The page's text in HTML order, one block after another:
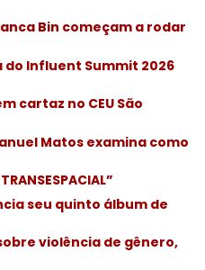
Bin começam a rodar
do Influent Summit 2026
cartaz no CEU São
Matos examina como
seu quinto álbum de
violência de gênero,